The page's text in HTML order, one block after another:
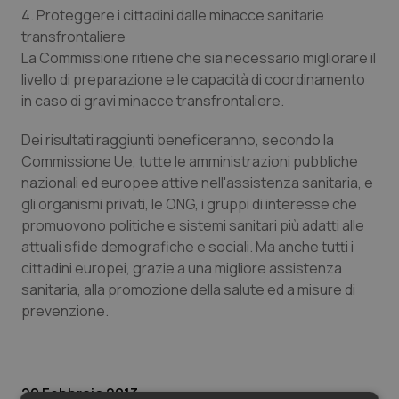
Veneto
Oncoematologia
Oncologia & Nutrizione
Psoriasi & pelle
Quotidiano Cardiologia
Quotidiano Chirurgia
Quotidiano Oncologia
4. Proteggere i cittadini dalle minacce sanitarie
transfrontaliere
La Commissione ritiene che sia necessario migliorare il
livello di preparazione e le capacità di coordinamento
in caso di gravi minacce transfrontaliere.
Dei risultati raggiunti beneficeranno, secondo la
Commissione Ue, tutte le amministrazioni pubbliche
nazionali ed europee attive nell'assistenza sanitaria, e
gli organismi privati, le ONG, i gruppi di interesse che
promuovono politiche e sistemi sanitari più adatti alle
attuali sfide demografiche e sociali. Ma anche tutti i
cittadini europei, grazie a una migliore assistenza
sanitaria, alla promozione della salute ed a misure di
prevenzione.
20 Febbraio 2013